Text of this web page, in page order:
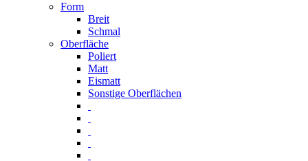
Form
Breit
Schmal
Oberfläche
Poliert
Matt
Eismatt
Sonstige Oberflächen